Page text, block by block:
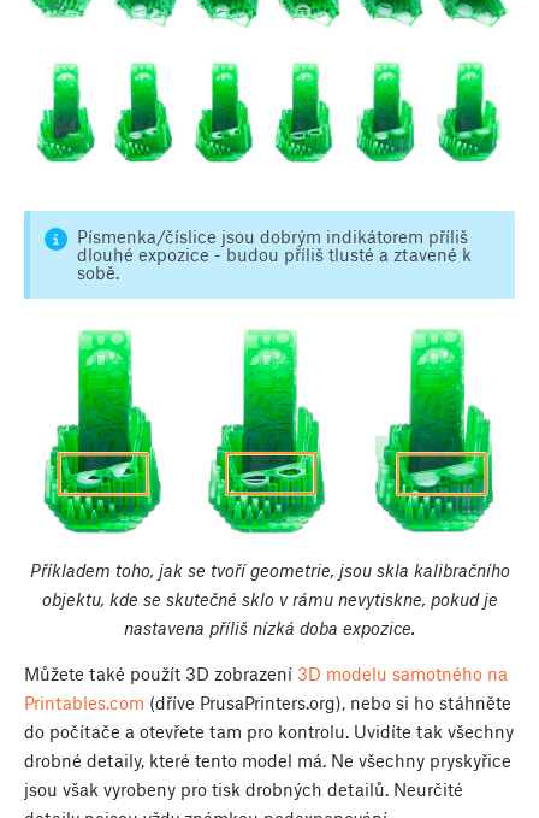
Písmenka/číslice jsou dobrým indikátorem příliš
dlouhé expozice - budou příliš tlusté a ztavené k
sobě.
Příkladem toho, jak se tvoří geometrie, jsou skla kalibračního
objektu, kde se skutečné sklo v rámu nevytiskne, pokud je
nastavena příliš nízká doba expozice.
Můžete také použít 3D zobrazení 3D modelu samotného na
Printables.com (dříve PrusaPrinters.org), nebo si ho stáhněte
do počítače a otevřete tam pro kontrolu. Uvidíte tak všechny
drobné detaily, které tento model má. Ne všechny pryskyřice
jsou však vyrobeny pro tisk drobných detailů. Neurčité